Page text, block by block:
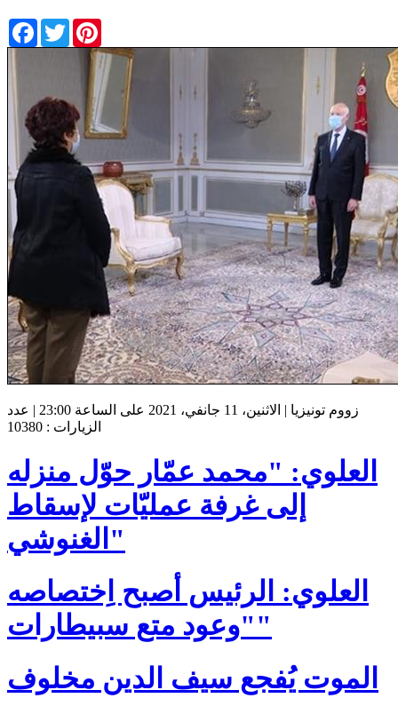
Facebook
Twitter
زووم تونيزيا | الاثنين، 11 جانفي، 2021 على الساعة 23:00 | عدد
الزيارات : 10380
العلوي: "محمد عمّار حوّل منزله
إلى غرفة عمليّات لإسقاط
الغنوشي"
العلوي: الرئيس أصبح اِختصاصه
"وعود متع سبيطارات"
الموت يُفجع سيف الدين مخلوف